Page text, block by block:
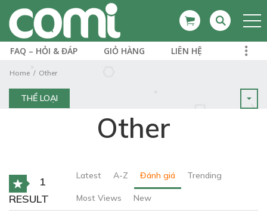
FAQ – HỎI & ĐÁP GIỎ HÀNG LIÊN HỆ
Home Other
THỂ LOẠI
Other
1
RESULT
Latest A-Z Đánh giá Trending
Most Views New